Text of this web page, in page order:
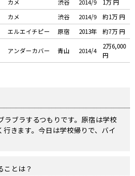
カメ 渋谷 2014/9
1万 円
カメ 渋谷 2014/9
約1万 円
エルエイチピー 原宿 2013年 約7万 円
アンダーカバー 青山 2014/4
2万6,000
円
ラブラするつもりです。原宿は学校
きます。今日は学校帰りで、バイ
ことは？